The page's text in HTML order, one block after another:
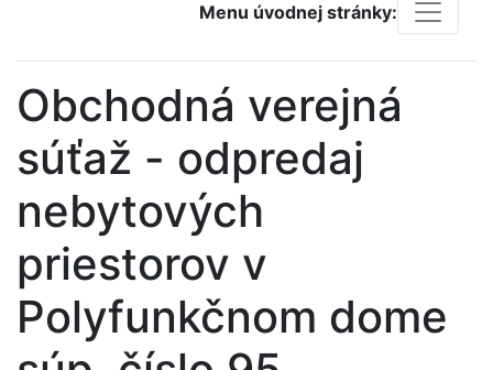
Menu úvodnej stránky:
Obchodná verejná
súťaž - odpredaj
nebytových
priestorov v
Polyfunkčnom dome